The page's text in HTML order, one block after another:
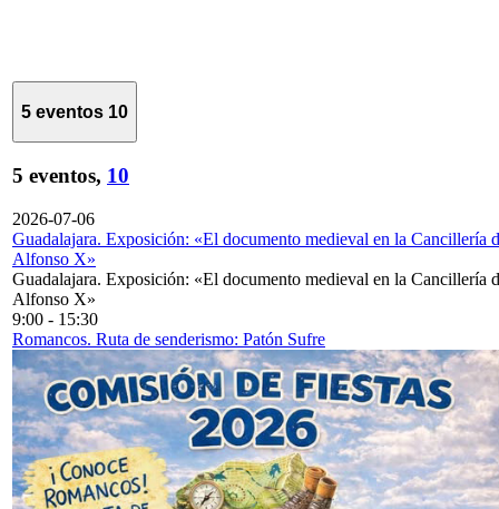
5 eventos 10
5 eventos, 10
2026-07-06
Guadalajara. Exposición: «El documento medieval en la Cancillería
Alfonso X»
Guadalajara. Exposición: «El documento medieval en la Cancillería
Alfonso X»
9:00 - 15:30
Romancos. Ruta de senderismo: Patón Sufre